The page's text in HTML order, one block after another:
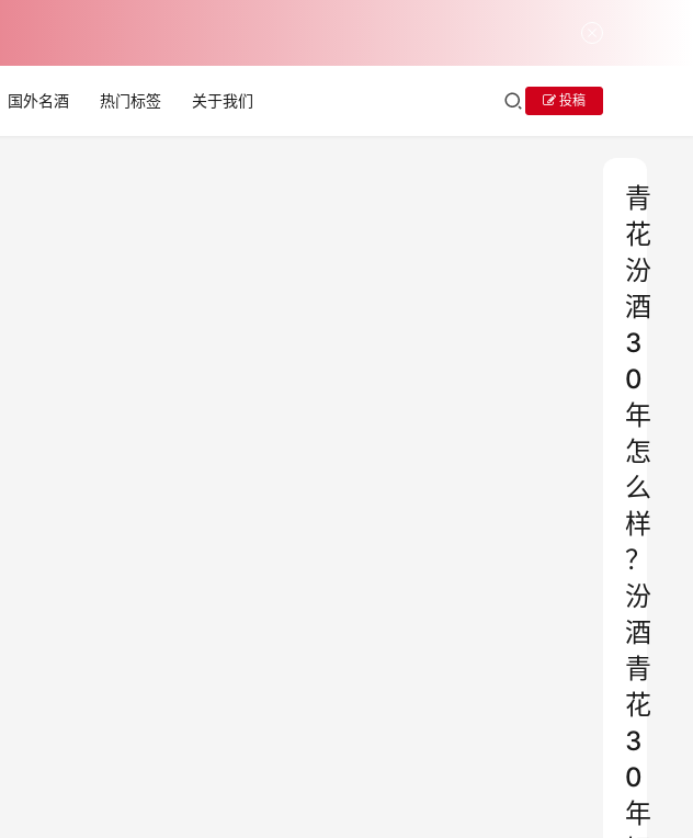
国外名酒 热门标签 关于我们 投稿
青
花
汾
酒
3
0
年
怎
么
样
？
汾
酒
青
花
3
0
年